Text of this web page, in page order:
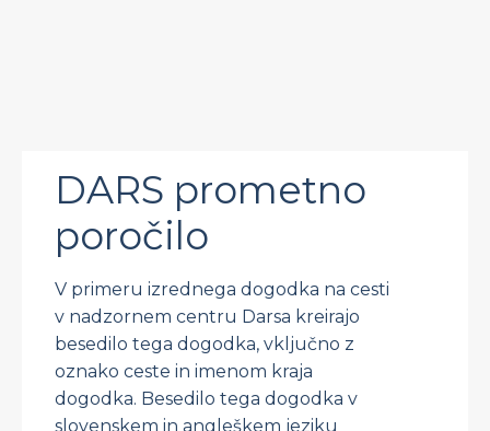
DARS prometno
poročilo
V primeru izrednega dogodka na cesti
v nadzornem centru Darsa kreirajo
besedilo tega dogodka, vključno z
oznako ceste in imenom kraja
dogodka. Besedilo tega dogodka v
slovenskem in angleškem jeziku